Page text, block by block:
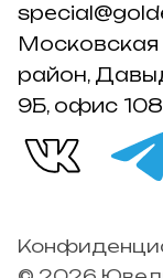
Московская
район,
9Б, офис 108